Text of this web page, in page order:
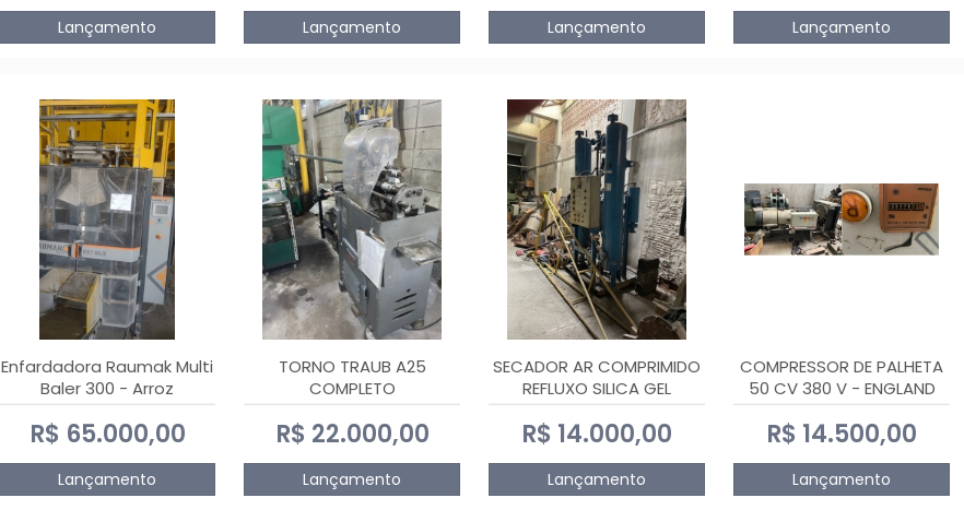
Lançamento Lançamento Lançamento Lançamento
Enfardadora Raumak Multi
Baler 300 - Arroz
R$ 65.000,00
Lançamento
TORNO TRAUB A25
COMPLETO
R$ 22.000,00
Lançamento
SECADOR AR COMPRIMIDO
REFLUXO SILICA GEL
R$ 14.000,00
Lançamento
COMPRESSOR DE PALHETA
50 CV 380 V - ENGLAND
R$ 14.500,00
Lançamento